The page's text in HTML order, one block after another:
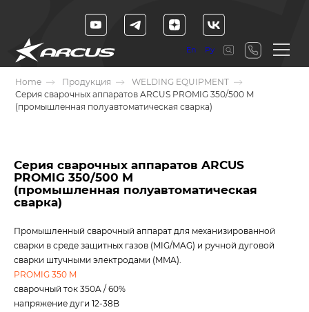
En Ру
Home Продукция
WELDING EQUIPMENT
Серия сварочных аппаратов ARCUS PROMIG 350/500 M
(промышленная полуавтоматическая сварка)
Серия сварочных аппаратов ARCUS
PROMIG 350/500 M
(промышленная полуавтоматическая
сварка)
Промышленный сварочный аппарат для механизированной
сварки в среде защитных газов (MIG/MAG) и ручной дуговой
сварки штучными электродами (MMA).
PROMIG 350 M
сварочный ток 350A / 60%
напряжение дуги 12-38B